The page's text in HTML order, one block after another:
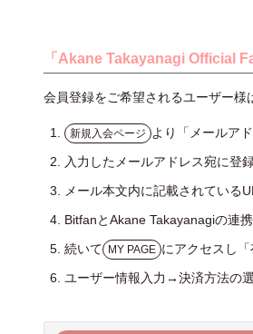
「Akane Takayanagi Official
会員登録をご希望されるユーザー様
1. 新規入会ページ
より「メールア
2. 入力したメールアドレス宛に登
3. メール本文内に記載されている
4. BitfanとAkane Takayanagiの連
5. 続いて MY PAGE にアクセスし
6. ユーザー情報入力→決済方法の